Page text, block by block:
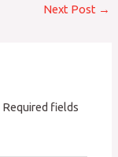
Next Post →
Required fields